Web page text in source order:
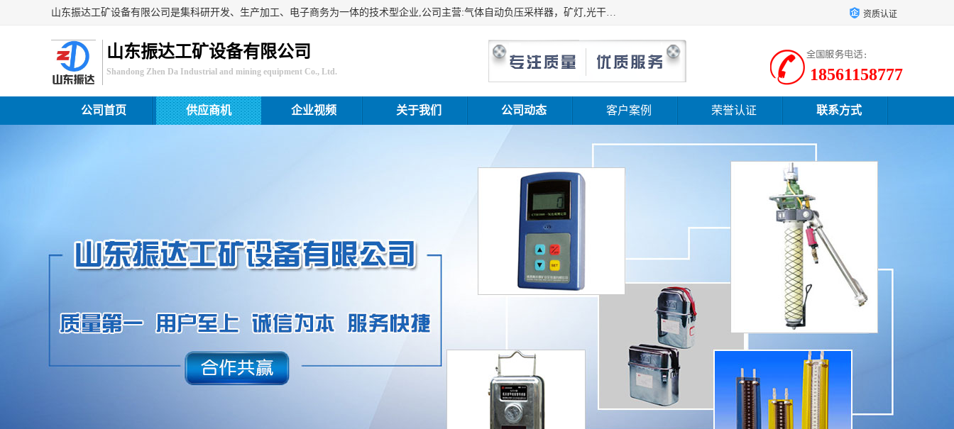
山东振达工矿设备有限公司是集科研开发、生产加工、电子商务为一体的技术型企业,公司主营:气体自动负压采样器，矿灯,光干涉甲烷测定器及其校验仪,甲烷报警仪及其校验装置,甲烷传感器校验装置,粉尘校验装置,煤尘爆炸校验装置,高压水表,三点测径规,圆型规,钢规磨耗仪,第四种检查器,内距尺,轮径尺,样板等铁路配件仪表,矿用设备等产品. 资质认证
山东振达工矿设备有限公司
Shandong Zhen Da Industrial and mining equipment Co., Ltd. 18561158777
公司首页 供应商机 企业视频 关于我们 公司动态 客户案例 荣誉认证 联系方式